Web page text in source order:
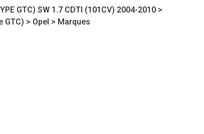
GTC) SW 1.7 CDTI (101CV) 2004-2010 >
GTC) > Opel > Marques